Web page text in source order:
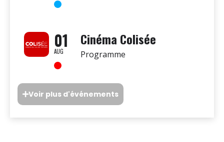
01
AUG
Cinéma Colisée
Programme
Voir plus d'événements